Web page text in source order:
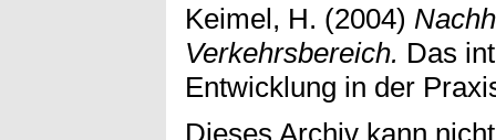
Keimel, H. (2004)
Verkehrsbereich. Das
Entwicklung in der
Dieses Archiv kann